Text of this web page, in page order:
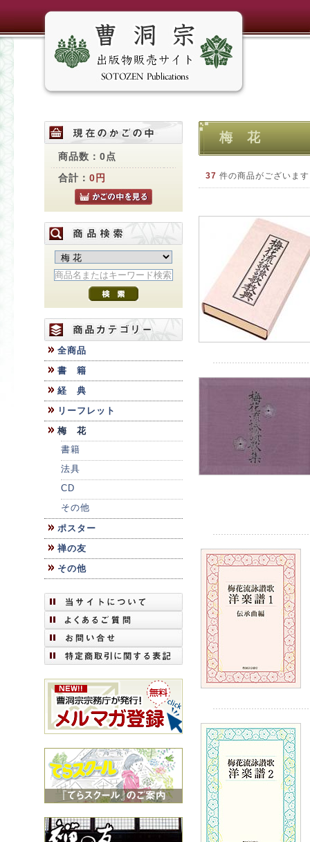
商品数：0点
合計： 0円
全商品
書 籍
経 典
リーフレット
梅 花
書籍
法具
CD
その他
ポスター
禅の友
その他
梅 花
37 件の商品がございま